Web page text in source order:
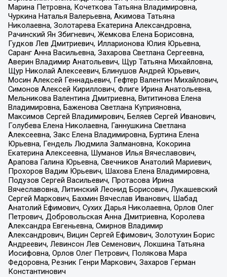
Марина Петровна, Кочеткова Татьяна Владимировна,
Чуркина Наталья Валерьевна, Акимова Татьяна
Николаевна, Золотарева Екатерина Александровна,
Рачинский Ян Збигневич, Жемкова Елена Борисовна,
Гудков Лев Дмитриевич, Илларионова Юлия Юрьевна,
Саранг Анна Васильевна, Захарова Светлана Сергеевна,
Аверин Владимир Анатольевич, Щур Татьяна Михайловна,
Щур Николай Алексеевич, Блинушов Андрей Юрьевич,
Мосин Алексей Геннадьевич, Гефтер Валентин Михайлович,
Симонов Алексей Кириллович, Флиге Ирина Анатольевна,
Мельникова Валентина Дмитриевна, Вититинова Елена
Владимировна, Баженова Светлана Куприяновна,
Максимов Сергей Владимирович, Беляев Сергей Иванович,
Голубева Елена Николаевна, Ганнушкина Светлана
Алексеевна, Закс Елена Владимировна, Буртина Елена
Юрьевна, Гендель Людмила Залмановна, Кокорина
Екатерина Алексеевна, Шуманов Илья Вячеславович,
Арапова Галина Юрьевна, Свечников Анатолий Мариевич,
Прохоров Вадим Юрьевич, Шахова Елена Владимировна,
Подузов Сергей Васильевич, Протасова Ирина
Вячеславовна, Литинский Леонид Борисович, Лукашевский
Сергей Маркович, Бахмин Вячеслав Иванович, Шабад
Анатолий Ефимович, Сухих Дарья Николаевна, Орлов Олег
Петрович, Добровольская Анна Дмитриевна, Королева
Александра Евгеньевна, Смирнов Владимир
Александрович, Вицин Сергей Ефимович, Золотухин Борис
Андреевич, Левинсон Лев Семенович, Локшина Татьяна
Иосифовна, Орлов Олег Петрович, Полякова Мара
Федоровна, Резник Генри Маркович, Захаров Герман
Константинович